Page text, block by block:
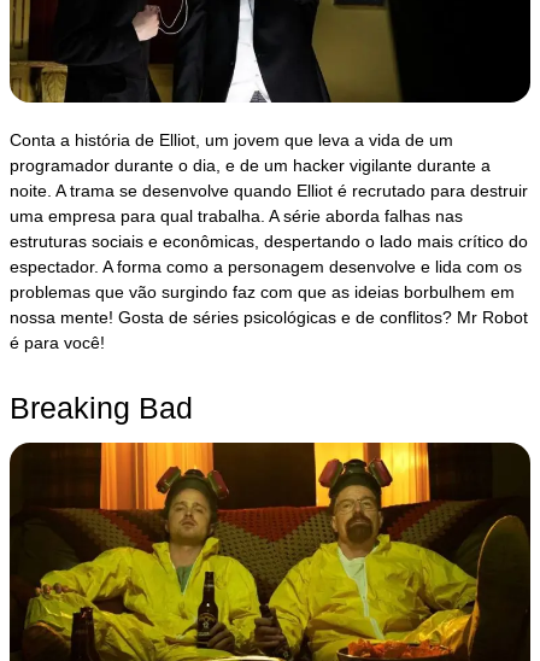
Conta a história de Elliot, um jovem que leva a vida de um
programador durante o dia, e de um hacker vigilante durante a
noite. A trama se desenvolve quando Elliot é recrutado para destruir
uma empresa para qual trabalha. A série aborda falhas nas
estruturas sociais e econômicas, despertando o lado mais crítico do
espectador. A forma como a personagem desenvolve e lida com os
problemas que vão surgindo faz com que as ideias borbulhem em
nossa mente! Gosta de séries psicológicas e de conflitos? Mr Robot
é para você!
Breaking Bad